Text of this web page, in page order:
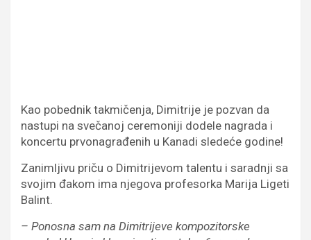
Kao pobednik takmičenja, Dimitrije je pozvan da
nastupi na svečanoj ceremoniji dodele nagrada i
koncertu prvonagrađenih u Kanadi sledeće godine!
Zanimljivu priču o Dimitrijevom talentu i saradnji sa
svojim đakom ima njegova profesorka Marija Ligeti
Balint.
– Ponosna sam na Dimitrijeve kompozitorske